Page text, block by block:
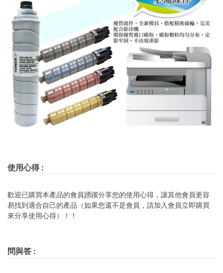
使用心得:
歡迎已購買本產品的會員踴躍分享您的使用心得，讓其他會員更容
易找到適合自己的產品（如果您還不是會員，請加入會員立即購買
來分享使用心得）！！
問與答 :